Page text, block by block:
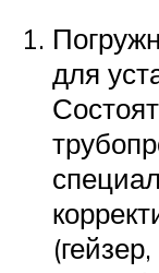
для